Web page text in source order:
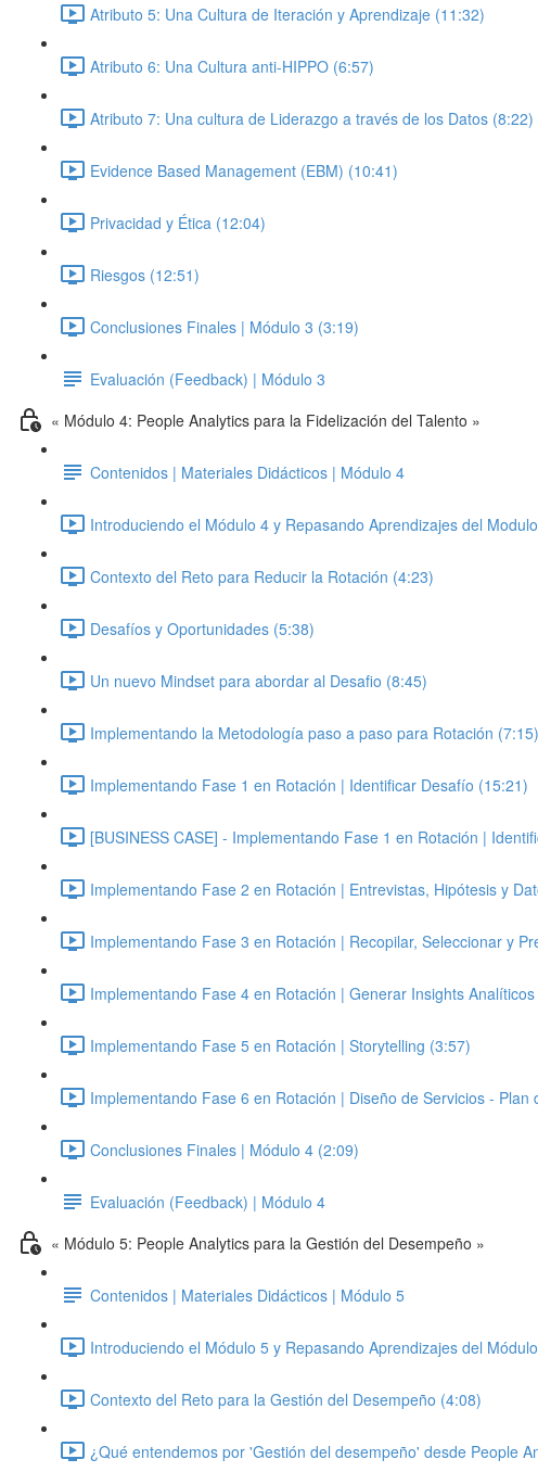
Atributo 5: Una Cultura de Iteración y Aprendizaje (11:32)
Atributo 6: Una Cultura anti-HIPPO (6:57)
Atributo 7: Una cultura de Liderazgo a través de los Datos (8:22)
Evidence Based Management (EBM) (10:41)
Privacidad y Ética (12:04)
Riesgos (12:51)
Conclusiones Finales | Módulo 3 (3:19)
Evaluación (Feedback) | Módulo 3
« Módulo 4: People Analytics para la Fidelización del Talento »
Contenidos | Materiales Didácticos | Módulo 4
Introduciendo el Módulo 4 y Repasando Aprendizajes del
Contexto del Reto para Reducir la Rotación (4:23)
Desafíos y Oportunidades (5:38)
Un nuevo Mindset para abordar al Desafio (8:45)
Implementando la Metodología paso a paso para Rotación (7:15)
Implementando Fase 1 en Rotación | Identificar Desafío (15:21)
[BUSINESS CASE] - Implementando Fase 1 en Rotación |
Implementando Fase 2 en Rotación | Entrevistas, Hipótesis y
Implementando Fase 3 en Rotación | Recopilar, Seleccionar y
Implementando Fase 4 en Rotación | Generar Insights
Implementando Fase 5 en Rotación | Storytelling (3:57)
Implementando Fase 6 en Rotación | Diseño de Servicios - Plan
Conclusiones Finales | Módulo 4 (2:09)
Evaluación (Feedback) | Módulo 4
« Módulo 5: People Analytics para la Gestión del Desempeño »
Contenidos | Materiales Didácticos | Módulo 5
Introduciendo el Módulo 5 y Repasando Aprendizajes del
Contexto del Reto para la Gestión del Desempeño (4:08)
¿Qué entendemos por 'Gestión del desempeño' desde People